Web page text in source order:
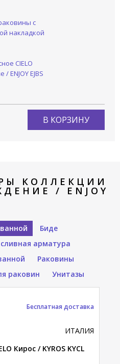
с
накладкой
PIL01 PM
CIELO
ENJOY EJBS
В КОРЗИНУ
КОЛЛЕКЦИИ
/ ENJOY
Биде
арматура
Раковины
раковин
Унитазы
ИТАЛИЯ
Кирос / KYROS KYCL
Бесплатная доставка